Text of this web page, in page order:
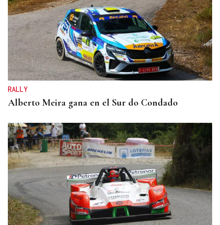
RALLY
Alberto Meira gana en el Sur do Condado